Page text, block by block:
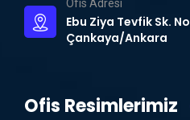
Ofis Adresi
Ebu Ziya Tevfik Sk.
Çankaya/Ankara
Ofis Resimlerimiz